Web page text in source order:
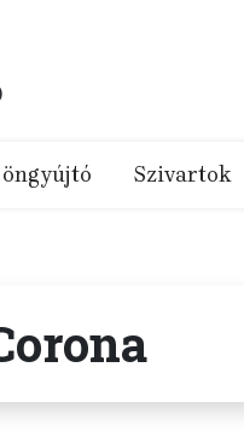
Szivartok